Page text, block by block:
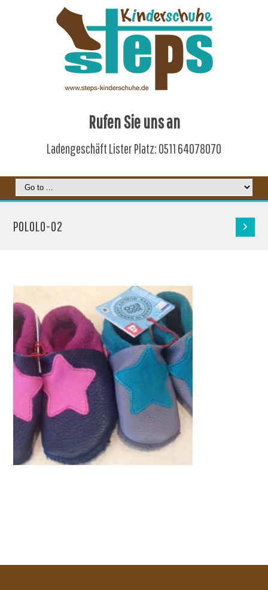
Rufen Sie uns an
Ladengeschäft Lister Platz: 0511 64078070
POLOLO-02